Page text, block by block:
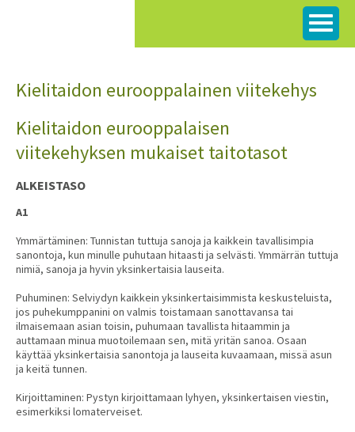
Kielitaidon eurooppalainen viitekehys
Kielitaidon eurooppalaisen
viitekehyksen mukaiset taitotasot
ALKEISTASO
A1
Ymmärtäminen: Tunnistan tuttuja sanoja ja kaikkein tavallisimpia
sanontoja, kun minulle puhutaan hitaasti ja selvästi. Ymmärrän tuttuja
nimiä, sanoja ja hyvin yksinkertaisia lauseita.
Puhuminen: Selviydyn kaikkein yksinkertaisimmista keskusteluista,
jos puhekumppanini on valmis toistamaan sanottavansa tai
ilmaisemaan asian toisin, puhumaan tavallista hitaammin ja
auttamaan minua muotoilemaan sen, mitä yritän sanoa. Osaan
käyttää yksinkertaisia sanontoja ja lauseita kuvaamaan, missä asun
ja keitä tunnen.
Kirjoittaminen: Pystyn kirjoittamaan lyhyen, yksinkertaisen viestin,
esimerkiksi lomaterveiset.